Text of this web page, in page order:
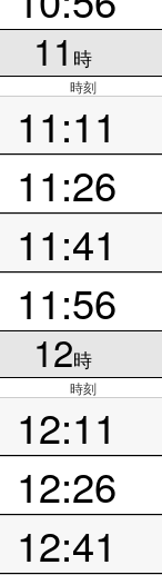
11 時
時刻
11:11
11:26
11:41
11:56
12時
時刻
12:11
12:26
12:41